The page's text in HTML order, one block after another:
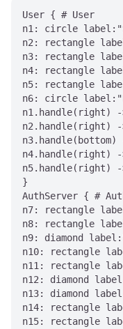
User { # User
n1: circle
n2: rectangle
n3: rectangle
n4: rectangle
n5: rectangle
n6: circle
n1.handle(right)
n2.handle(right)
n4.handle(right)
n5.handle(right)
}
AuthServer { #
n7: rectangle
n8: rectangle
n9: diamond
n10: rectangle
n11: rectangle
n12: diamond
n13: diamond
n14: rectangle
n15: rectangle